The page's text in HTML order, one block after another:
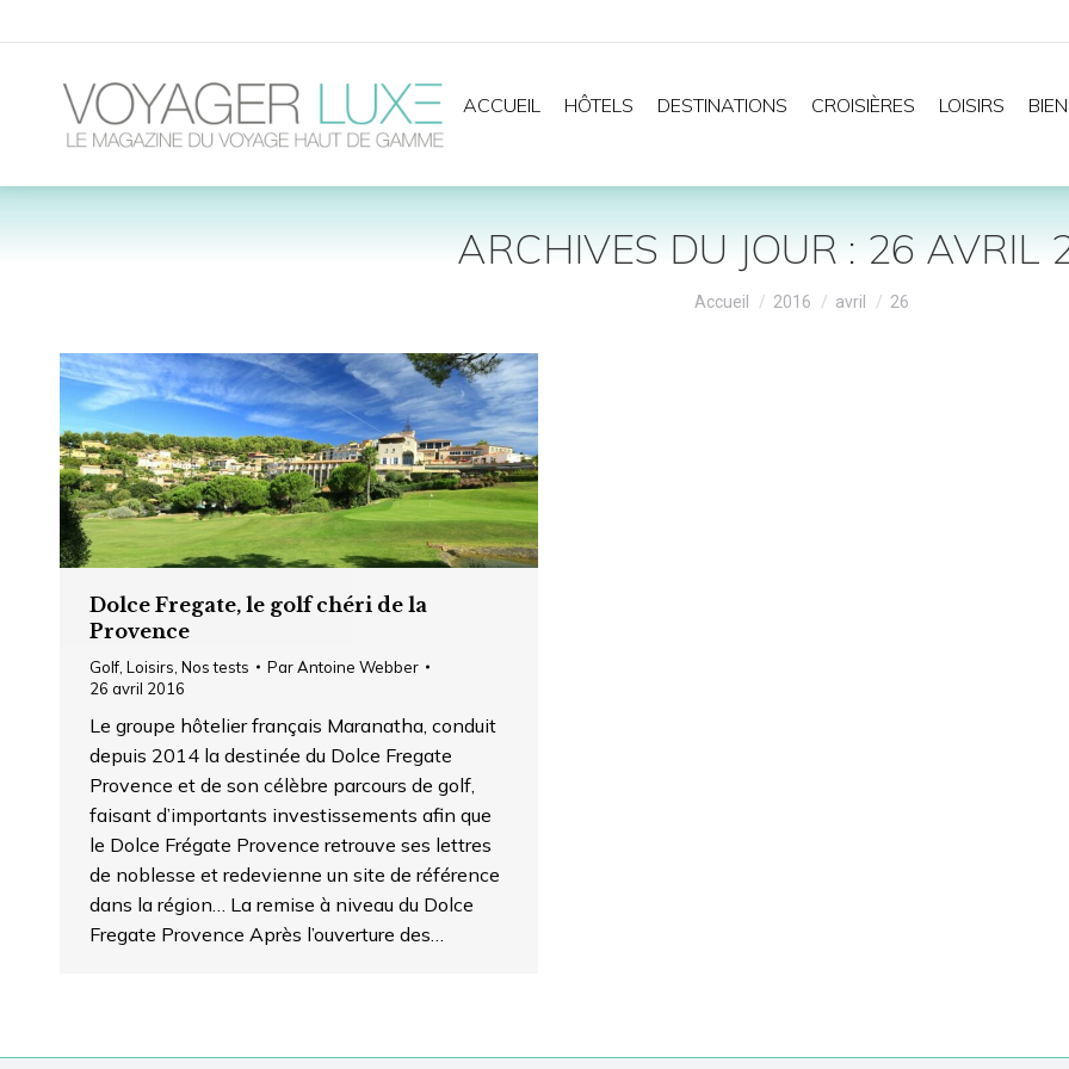
ACCUEIL HÔTELS DESTINATIONS CROISIÈRES LOISIRS
ARCHIVES DU JOUR :26 AVRIL
Vous êtes ici :
Accueil 2016 avril 26
Dolce Fregate, le golf chéri de la
Provence
Golf Loisirs Nos tests ParAntoine Webber
26 avril 2016
Le groupe hôtelier français Maranatha, conduit
depuis 2014 la destinée du Dolce Fregate
Provence et de son célèbre parcours de golf,
faisant d’importants investissements afin que
le Dolce Frégate Provence retrouve ses lettres
de noblesse et redevienne un site de référence
dans la région… La remise à niveau du Dolce
Fregate Provence Après l’ouverture des…